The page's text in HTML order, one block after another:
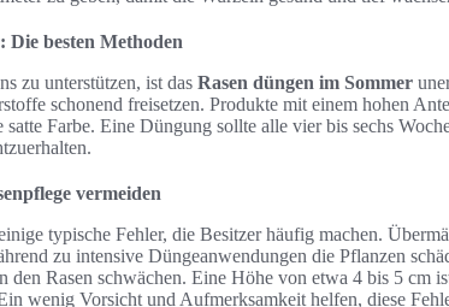
Die besten Methoden
zu unterstützen, ist das Rasen düngen im Sommer
schonend freisetzen. Produkte mit einem hohen
satte Farbe. Eine Düngung sollte alle vier bis sechs
vermeiden
typische Fehler, die Besitzer häufig machen.
zu intensive Düngeanwendungen die Pflanzen
den Rasen schwächen. Eine Höhe von etwa 4 bis 5 cm
wenig Vorsicht und Aufmerksamkeit helfen, diese